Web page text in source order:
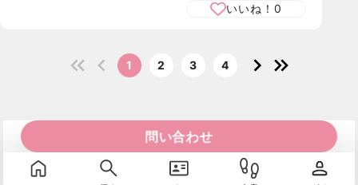
問い合わせ
いいね！0
1 2 3 4